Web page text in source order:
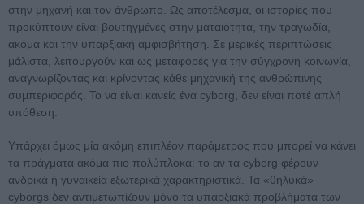
στην μηχανή και τον άνθρωπο. Ως αποτέλεσμα, οι ιστορίες που
προκύπτουν είναι βουτηγμένες στην ματαιότητα, την τραγωδία,
ακόμα και την υπαρξιακή αμφισβήτηση. Σε μερικές περιπτώσεις
μάλιστα, λειτουργούν και ως μεταφορές για την σύγχρονη κοινωνία,
αναγνωρίζοντας και κρίνοντας κάθε μηχανική της ανθρώπινης
συμπεριφοράς. Το να είναι κανείς ένα cyborg, δεν είναι ποτέ απλή
υπόθεση.
Υπάρχει όμως μία ακόμη επιπλέον παράμετρος που μπορεί να κάνει
τα πράγματα ακόμα πιο πολύπλοκα: το αν τα cyborg φέρουν
ανδρικά ή γυναικεία εξωτερικά χαρακτηριστικά. Τα «θηλυκά»
cyborgs δεν αντιμετωπίζουν μόνο τα υπαρξιακά προβλήματα των